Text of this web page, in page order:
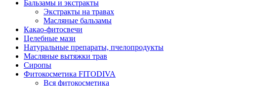
Бальзамы и экстракты
Экстракты на травах
Масляные бальзамы
Какао-фитосвечи
Целебные мази
Натуральные препараты, пчелопродукты
Масляные вытяжки трав
Сиропы
Фитокосметика FITODIVA
Вся фитокосметика